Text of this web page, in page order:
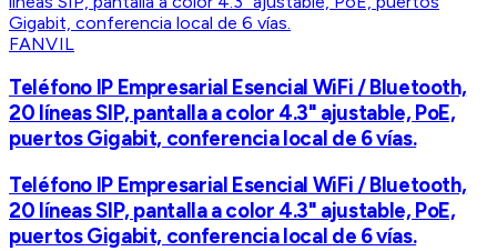
FANVIL
Teléfono IP Empresarial Esencial WiFi / Bluetooth,
20 líneas SIP, pantalla a color 4.3" ajustable, PoE,
puertos Gigabit, conferencia local de 6 vías.
Teléfono IP Empresarial Esencial WiFi / Bluetooth,
20 líneas SIP, pantalla a color 4.3" ajustable, PoE,
puertos Gigabit, conferencia local de 6 vías.